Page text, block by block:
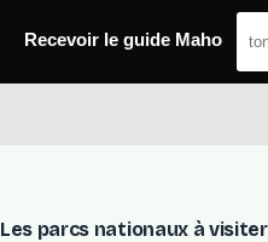
Les parcs nationaux à
Recevoir le guide Maho